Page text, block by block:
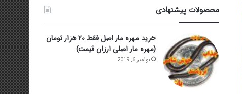
محصولات پیشنهادی
خرید مهره مار اصل فقط ۲۰ هزار تومان
(مهره مار اصلی ارزان قیمت)
نوامبر 6, 2019